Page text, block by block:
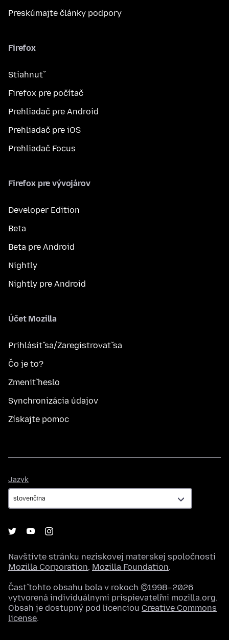
Preskúmajte články podpory
Firefox
Stiahnuť
Firefox pre počítač
Prehliadač pre Android
Prehliadač pre iOS
Prehliadač Focus
Firefox pre vývojárov
Developer Edition
Beta
Beta pre Android
Nightly
Nightly pre Android
Účet Mozilla
Prihlásiť sa/Zaregistrovať sa
Čo je to?
Zmeniť heslo
Synchronizácia údajov
Získajte pomoc
Jazyk
Navštívte stránku neziskovej materskej spoločnosti
Mozilla Corporation, Mozilla Foundation.
Časť tohto obsahu bola v rokoch ©1998–2026
vytvorená individuálnymi prispievateľmi mozilla.org.
Obsah je dostupný pod licenciou Creative Commons
license.